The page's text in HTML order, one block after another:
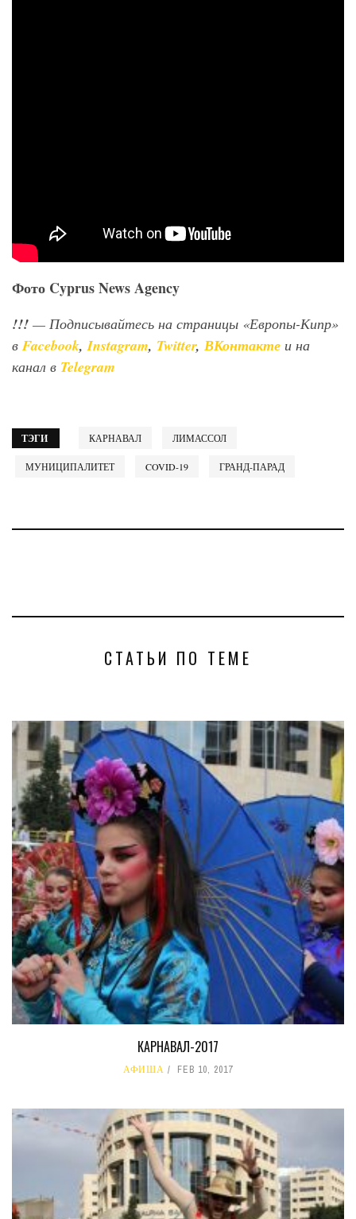
Фото Cyprus News Agency
!!! — Подписывайтесь на страницы «Европы-Кипр»
в Facebook,Instagram, Twitter, ВКонтакте и на
канал в Telegram
ТЭГИ КАРНАВАЛ ЛИМАССОЛ
МУНИЦИПАЛИТЕТ COVID-19 ГРАНД-ПАРАД
СТАТЬИ ПО ТЕМЕ
КАРНАВАЛ-2017
АФИША FEB 10, 2017